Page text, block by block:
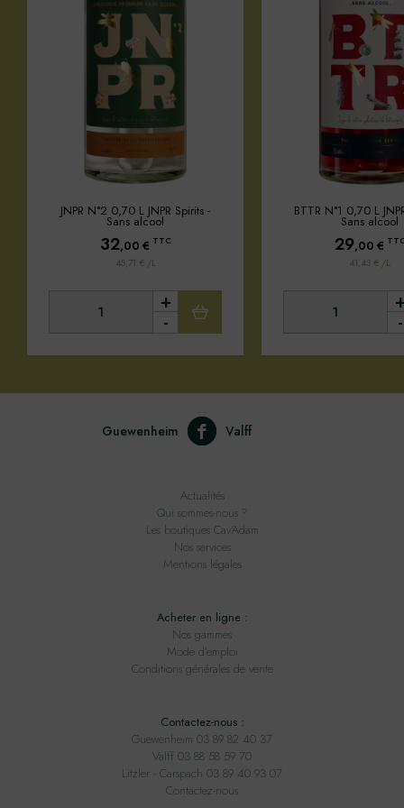
JNPR N°2 0,70 L JNPR Spirits -
Sans alcool
32,00 € TTC
45,71 € /L
-
+
BTTR N°1 0,70 L
Sans alcool
29,00 €
41,43 € /L
-
Guewenheim Valff
Actualités
Qui sommes-nous ?
Les boutiques Cav'Adam
Nos services
Mentions légales
Acheter en ligne :
Nos gammes
Mode d'emploi
Conditions générales de vente
Contactez-nous :
Guewenheim 03 89 82 40 37
Valff 03 88 58 59 70
Litzler - Carspach 03 89 40 93 07
Contactez-nous